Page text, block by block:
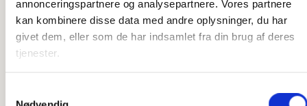
annonceringspartnere og analysepartnere. Vores partnere
kan kombinere disse data med andre oplysninger, du har
givet dem, eller som de har indsamlet fra din brug af deres
tjenester.
så har du en sjov idé, som du gerne vil have gjort til
virkelighed, er du kommet til det rette sted. Der er ikke
meget, som ikke er muligt, og det er kun fantasien, der
sætter grænser.
hjælpe der. Vi har mange års erfaring med produktion af